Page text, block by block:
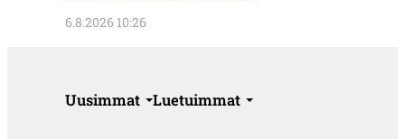
6.8.2026 10:26
Uusimmat Luetuimmat